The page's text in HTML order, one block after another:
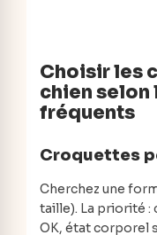
Choisir les
chien selon
fréquents
Croquettes
Cherchez une
taille). La priorité
OK, état corporel